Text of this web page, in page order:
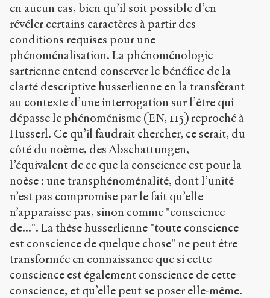
en aucun cas, bien qu’il soit possible d’en
révéler certains caractères à partir des
conditions requises pour une
phénoménalisation. La phénoménologie
sartrienne entend conserver le bénéfice de la
clarté descriptive husserlienne en la transférant
au contexte d’une interrogation sur l’être qui
dépasse le phénoménisme (EN, 115) reproché à
Husserl. Ce qu’il faudrait chercher, ce serait, du
côté du noème, des Abschattungen,
l’équivalent de ce que la conscience est pour la
noèse : une transphénoménalité, dont l’unité
n’est pas compromise par le fait qu’elle
n’apparaisse pas, sinon comme "conscience
de...". La thèse husserlienne "toute conscience
est conscience de quelque chose" ne peut être
transformée en connaissance que si cette
conscience est également conscience de cette
conscience, et qu’elle peut se poser elle-même.